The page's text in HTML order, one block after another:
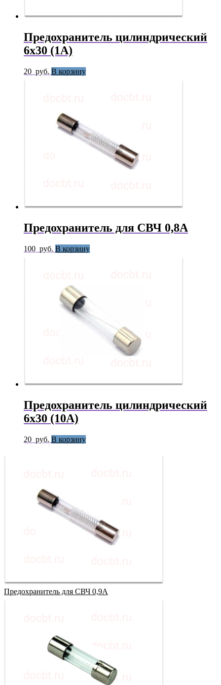
Предохранитель цилиндрический
6х30 (1А)
20 руб. В корзину
Предохранитель для СВЧ 0,8А
100 руб. В корзину
Предохранитель цилиндрический
6х30 (10А)
20 руб. В корзину
Предохранитель для СВЧ 0,9А